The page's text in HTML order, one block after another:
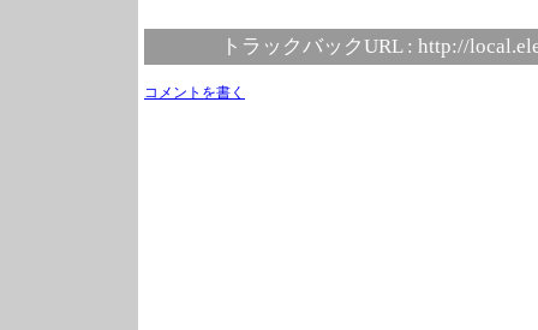
トラックバックURL : http://
コメントを書く